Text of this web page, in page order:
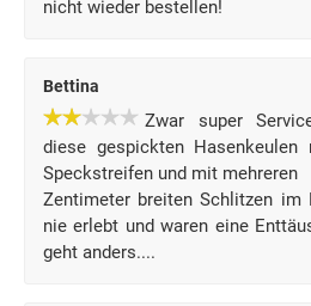
nicht wieder bestellen!
Bettina
Zwar super
diese gespickten
Speckstreifen und mit mehreren
Zentimeter breiten Schlitzen im
nie erlebt und waren eine
geht anders....